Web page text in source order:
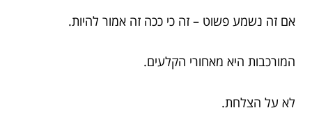
אם זה נשמע פשוט – זה כי ככה זה אמור להיות.
המורכבות היא מאחורי הקלעים.
לא על הצלחת.